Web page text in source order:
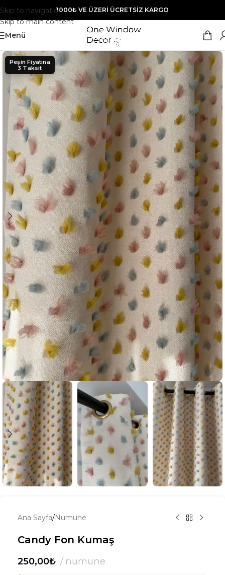
Skip to navigation
Skip to main content
1000₺ VE ÜZERİ ÜCRETSİZ KARGO
Menü
Ana Sayfa/Numune
Candy Fon Kumaş
250,00₺ numune